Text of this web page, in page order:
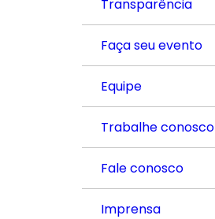
Transparência
Faça seu evento
Equipe
Trabalhe conosco
Fale conosco
Imprensa